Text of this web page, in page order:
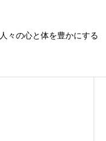
人々の心と体を豊かにする